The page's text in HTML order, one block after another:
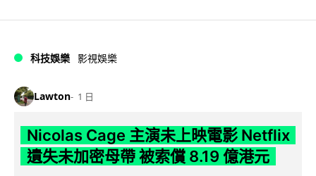
科技娛樂 影視娛樂
Lawton 1 日
Nicolas Cage 主演未上映電影 Netflix
遺失未加密母帶 被索償 8.19 億港元